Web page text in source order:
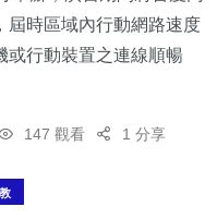
屆時區域內行動網路速度
或行動裝置之連線順暢
147 觀看 1 分享
+ 309